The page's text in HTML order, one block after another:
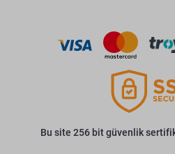
Bu site 256 bit güvenlik